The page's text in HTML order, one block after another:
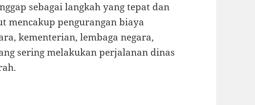
sebagai langkah yang tepat dan
mencakup pengurangan biaya
kementerian, lembaga negara,
sering melakukan perjalanan dinas